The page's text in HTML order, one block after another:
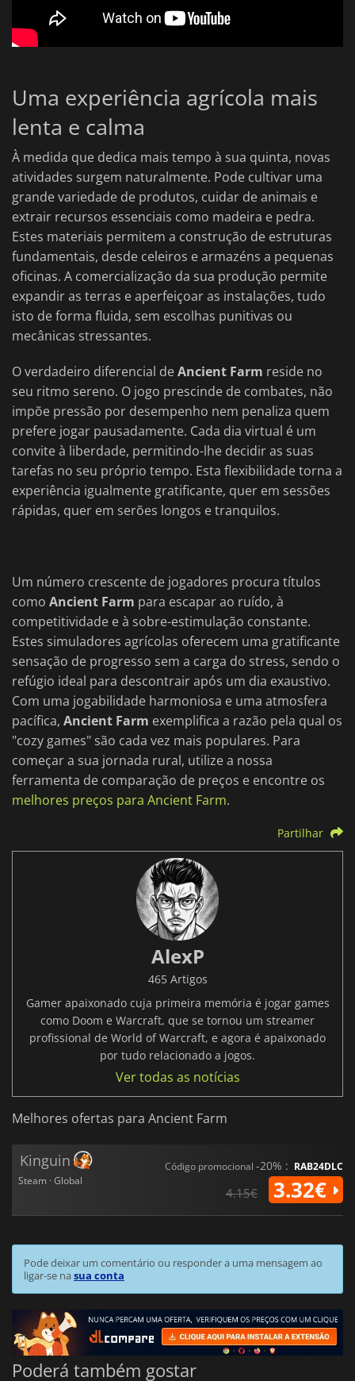
Uma experiência agrícola mais
lenta e calma
À medida que dedica mais tempo à sua quinta, novas
atividades surgem naturalmente. Pode cultivar uma
grande variedade de produtos, cuidar de animais e
extrair recursos essenciais como madeira e pedra.
Estes materiais permitem a construção de estruturas
fundamentais, desde celeiros e armazéns a pequenas
oficinas. A comercialização da sua produção permite
expandir as terras e aperfeiçoar as instalações, tudo
isto de forma fluida, sem escolhas punitivas ou
mecânicas stressantes.
O verdadeiro diferencial deAncient Farm reside no
seu ritmo sereno. O jogo prescinde de combates, não
impõe pressão por desempenho nem penaliza quem
prefere jogar pausadamente. Cada dia virtual é um
convite à liberdade, permitindo-lhe decidir as suas
tarefas no seu próprio tempo. Esta flexibilidade torna a
experiência igualmente gratificante, quer em sessões
rápidas, quer em serões longos e tranquilos.
Um número crescente de jogadores procura títulos
como Ancient Farm para escapar ao ruído, à
competitividade e à sobre-estimulação constante.
Estes simuladores agrícolas oferecem uma gratificante
sensação de progresso sem a carga do stress, sendo o
refúgio ideal para descontrair após um dia exaustivo.
Com uma jogabilidade harmoniosa e uma atmosfera
pacífica, Ancient Farm exemplifica a razão pela qual os
"cozy games" são cada vez mais populares. Para
começar a sua jornada rural, utilize a nossa
ferramenta de comparação de preços e encontre os
melhores preços para Ancient Farm.
Partilhar
AlexP
465 Artigos
Gamer apaixonado cuja primeira memória é jogar games
como Doom e Warcraft, que se tornou um streamer
profissional de World of Warcraft, e agora é apaixonado
por tudo relacionado a jogos.
Ver todas as notícias
Melhores ofertas para Ancient Farm
Kinguin
Steam · Global
Código promocional -20% : RAB24DLC
4.15€ 3.32€
Pode deixar um comentário ou responder a uma mensagem ao
ligar-se nasua conta
Poderá também gostar